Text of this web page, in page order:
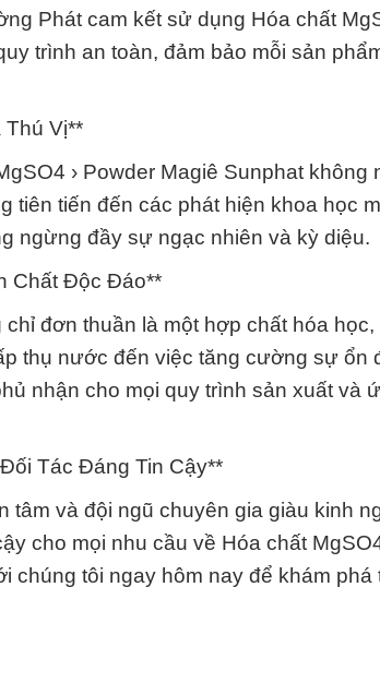
Phát cam kết sử dụng Hóa chất
trình an toàn, đảm bảo mỗi sản
Vị**
› Powder Magiê Sunphat không
tiến đến các phát hiện khoa học
ngừng đầy sự ngạc nhiên và kỳ diệu.
Chất Độc Đáo**
đơn thuần là một hợp chất hóa
thụ nước đến việc tăng cường sự ổn
nhận cho mọi quy trình sản xuất và
Tác Đáng Tin Cậy**
và đội ngũ chuyên gia giàu kinh
cho mọi nhu cầu về Hóa chất
chúng tôi ngay hôm nay để khám phá